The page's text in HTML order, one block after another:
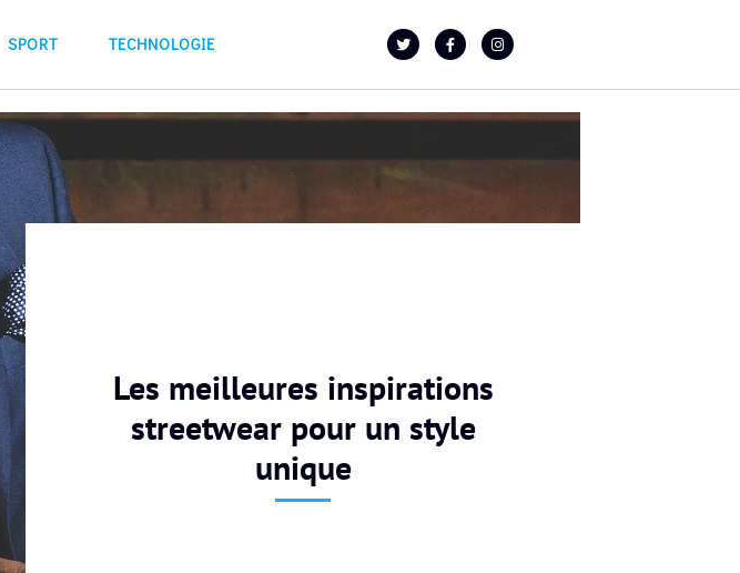
SPORT TECHNOLOGIE
Les meilleures inspirations
streetwear pour un style
unique